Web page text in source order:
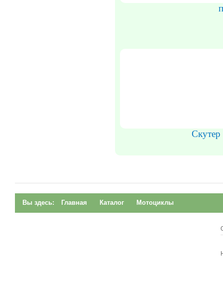
Скутер
Вы здесь: Главная Каталог Мотоциклы